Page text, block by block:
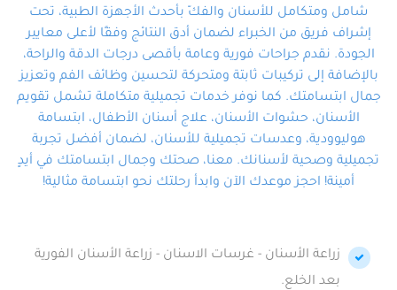
في أيد أمينة تلبي احتياجاتك بكل
احترافية ودقة.
شامل ومتكامل للأسنان والفكّ بأحدث الأجهزة الطبية، تحت
إشراف فريق من الخبراء لضمان أدق النتائج وفقًا لأعلى معايير
الجودة. نقدم جراحات فورية وعامة بأقصى درجات الدقة والراحة،
بالإضافة إلى تركيبات ثابتة ومتحركة لتحسين وظائف الفم وتعزيز
جمال ابتسامتك. كما نوفر خدمات تجميلية متكاملة تشمل تقويم
الأسنان، حشوات الأسنان، علاج أسنان الأطفال، ابتسامة
هوليوودية، وعدسات تجميلية للأسنان، لضمان أفضل تجربة
تجميلية وصحية لأسنانك. معنا، صحتك وجمال ابتسامتك في أيدٍ
أمينة! احجز موعدك الآن وابدأ رحلتك نحو ابتسامة مثالية!
زراعة الأسنان - غرسات الاسنان - زراعة الأسنان الفورية
بعد الخلع.